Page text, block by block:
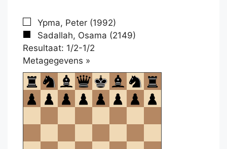
Ypma, Peter (1992)
Sadallah, Osama (2149)
Resultaat: 1/2-1/2
Metagegevens »
om
te
openen.